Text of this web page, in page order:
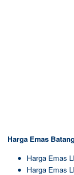
Harga Emas
Harga Emas
Harga Emas